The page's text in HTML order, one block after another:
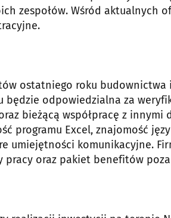
zespołów. Wśród aktualnych
ostatniego roku budownictwa
odpowiedzialna za
bieżącą współpracę z innymi
programu Excel, znajomość
umiejętności komunikacyjne.
oraz pakiet benefitów